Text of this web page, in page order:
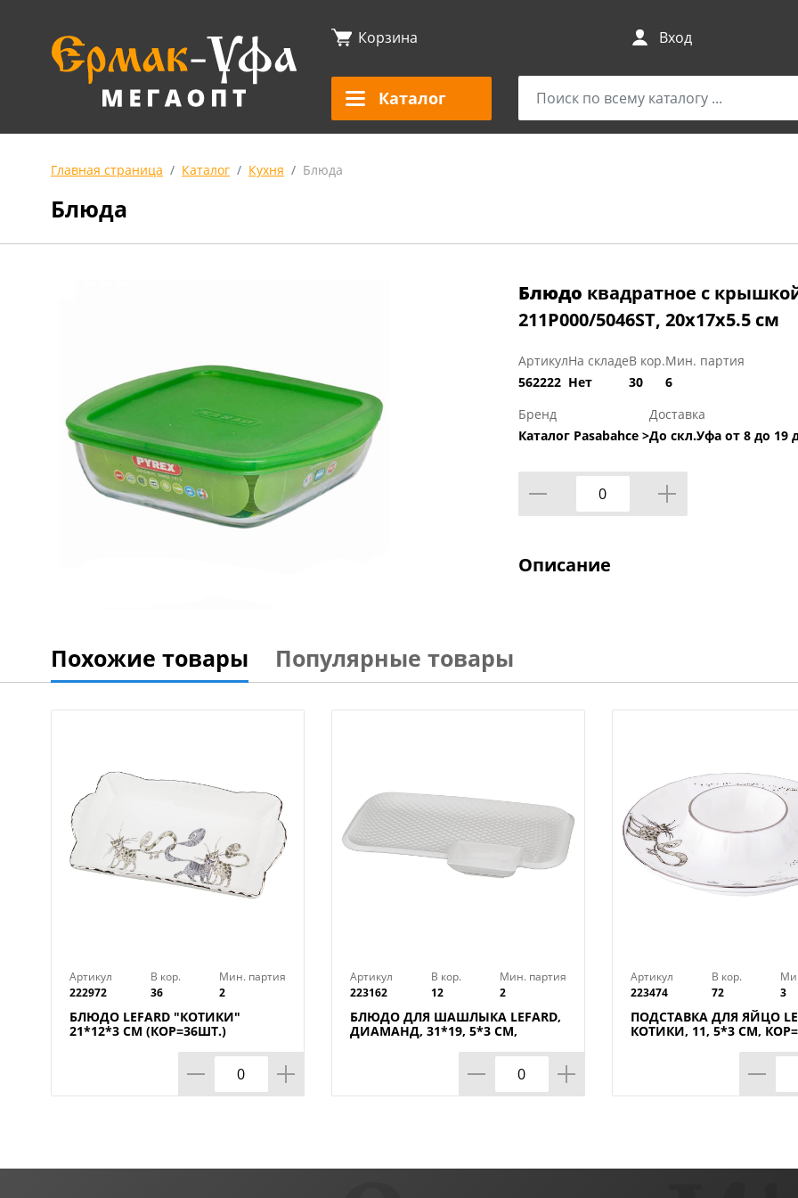
Корзина Вход
Каталог
Главная страница Каталог Кухня Блюда
Блюда
Блюдо квадратное с
211P000/5046ST, 20x17x5.5 см
Артикул
562222
На складе
Нет
В кор.
30
Мин. партия
6
Бренд
Каталог Pasabahce >
Доставка
До скл.Уфа от 8 до 19
Описание
Похожие товары Популярные товары
Артикул
222972
В кор.
36
Мин. партия
2
БЛЮДО LEFARD "КОТИКИ"
21*12*3 СМ (КОР=36ШТ.)
Артикул
223162
В кор.
12
Мин. партия
2
БЛЮДО ДЛЯ ШАШЛЫКА LEFARD,
ДИАМАНД, 31*19, 5*3 СМ,
Артикул
223474
В кор.
72
3
ПОДСТАВКА ДЛЯ ЯЙЦО
КОТИКИ, 11, 5*3 СМ,